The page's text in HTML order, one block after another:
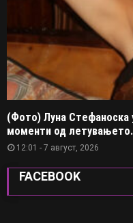
(Фото) Луна
моменти од
12:01 - 7 август, 2026
FACEBOOK